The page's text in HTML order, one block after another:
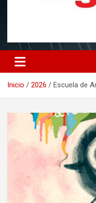
Inicio 2026 Escuela de